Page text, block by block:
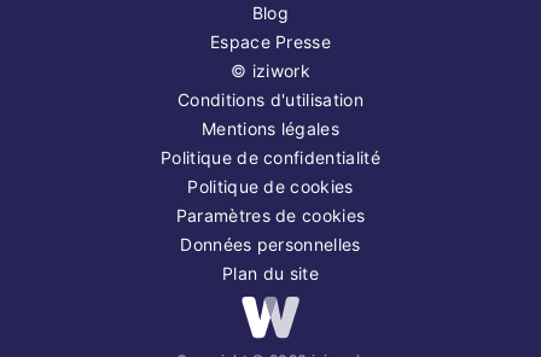
Blog
Espace Presse
© iziwork
Conditions d'utilisation
Mentions légales
Politique de confidentialité
Politique de cookies
Paramètres de cookies
Données personnelles
Plan du site